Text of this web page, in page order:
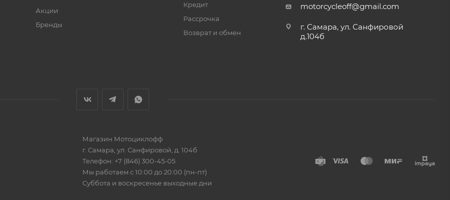
Акции
Бренды
Кредит
Рассрочка
Возврат и обмен
motorcycleoff@gmail.com
г. Самара, ул. Санфировой
д.104б
Магазин Мотоциклофф
г. Самара ул. Санфировой, д. 104б
Телефон: +7 (846) 300-45-05
Мы работаем с 10:00 до 20:00 (пн-пт)
Суббота и воскресенье выходные дни